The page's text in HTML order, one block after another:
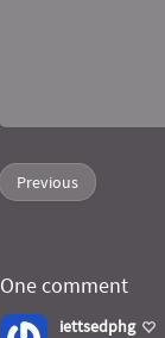
Previous
One comment
iettsedphg